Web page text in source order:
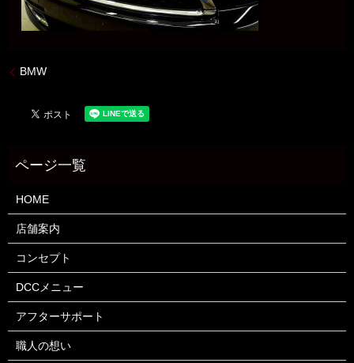
BMW
HOME
店舗案内
コンセプト
DCCメニュー
アフターサポート
職人の想い